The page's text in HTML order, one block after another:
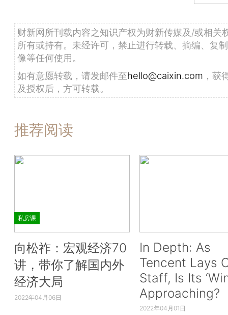
财新网所刊载内容之知识产权为财新传媒及/或相关
所有或持有。未经许可，禁止进行转载、摘编、复
像等任何使用。
如有意愿转载，请发邮件至hello@caixin.com ，获
及授权后，方可转载。
推荐阅读
私房课
向松祚：宏观经济70
讲，带你了解国内外
经济大局
2022年04月06日
In Depth: As
Tencent Lays
Staff, Is Its
Approaching?
2022年04月01日